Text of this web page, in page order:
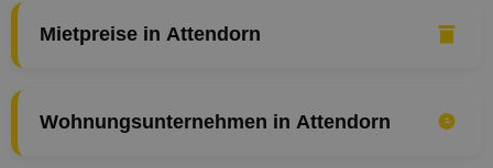
Mietpreise in Attendorn
Wohnungsunternehmen in Attendorn